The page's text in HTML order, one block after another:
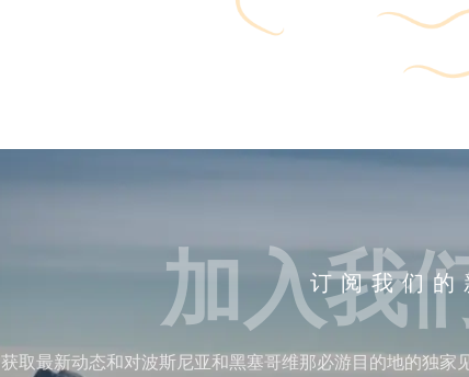
订阅我们
加入我
获取最新动态和对波斯尼亚和黑塞哥维那必游目的地的独